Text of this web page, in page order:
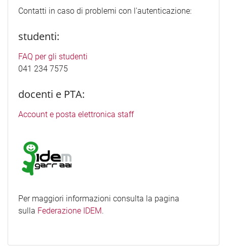
Contatti in caso di problemi con l'autenticazione:
studenti:
FAQ per gli studenti
041 234 7575
docenti e PTA:
Account e posta elettronica staff
Per maggiori informazioni consulta la pagina
sulla Federazione IDEM.